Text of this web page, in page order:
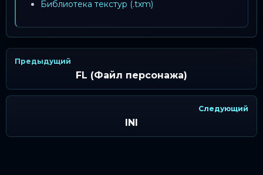
Библиотека текстур (.txm)
Предыдущий
FL (Файл персонажа)
Следующий
INI